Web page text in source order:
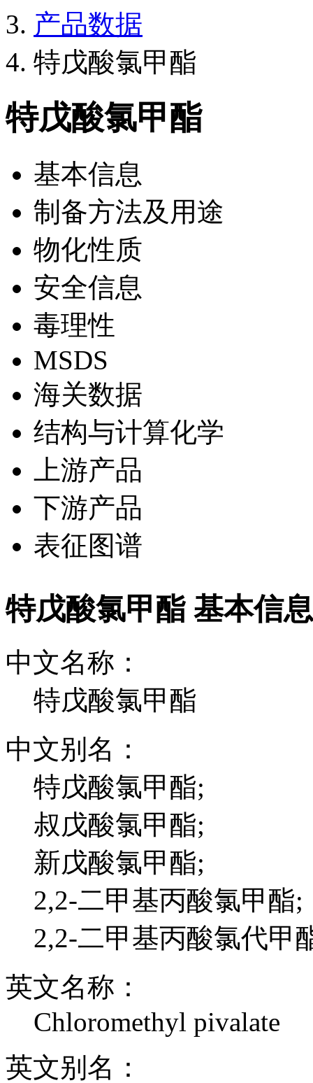
产品数据
特戊酸氯甲酯
特戊酸氯甲酯
基本信息
制备方法及用途
物化性质
安全信息
毒理性
MSDS
海关数据
结构与计算化学
上游产品
下游产品
表征图谱
特戊酸氯甲酯 基本信息
中文名称：
特戊酸氯甲酯
中文别名：
特戊酸氯甲酯;
叔戊酸氯甲酯;
新戊酸氯甲酯;
2,2-二甲基丙酸氯甲酯;
2,2-二甲基丙酸氯代甲
英文名称：
Chloromethyl pivalate
英文别名：